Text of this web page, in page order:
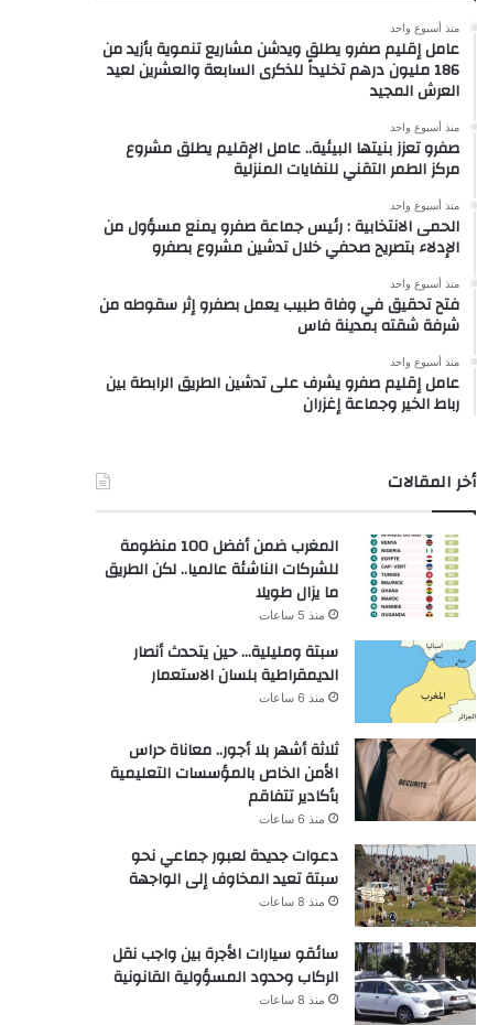
منذ أسبوع واحد
عامل إقليم صفرو يطلق ويدشن مشاريع تنموية بأزيد من
186 مليون درهم تخليداً للذكرى السابعة والعشرين لعيد
العرش المجيد
منذ أسبوع واحد
صفرو تعزز بنيتها البيئية.. عامل الإقليم يطلق مشروع
مركز الطمر التقني للنفايات المنزلية
منذ أسبوع واحد
الحمى الانتخابية : رئيس جماعة صفرو يمنع مسؤول من
الإدلاء بتصريح صحفي خلال تدشين مشروع بصفرو
منذ أسبوع واحد
فتح تحقيق في وفاة طبيب يعمل بصفرو إثر سقوطه من
شرفة شقته بمدينة فاس
منذ أسبوع واحد
عامل إقليم صفرو يشرف على تدشين الطريق الرابطة بين
رباط الخير وجماعة إغزران
أخر المقالات
المغرب ضمن أفضل 100 منظومة
للشركات الناشئة عالميا.. لكن الطريق
ما يزال طويلا
منذ 5 ساعات
سبتة ومليلية… حين يتحدث أنصار
الديمقراطية بلسان الاستعمار
منذ 6 ساعات
ثلاثة أشهر بلا أجور.. معاناة حراس
الأمن الخاص بالمؤسسات التعليمية
بأكادير تتفاقم
منذ 6 ساعات
دعوات جديدة لعبور جماعي نحو
سبتة تعيد المخاوف إلى الواجهة
منذ 8 ساعات
سائقو سيارات الأجرة بين واجب نقل
الركاب وحدود المسؤولية القانونية
منذ 8 ساعات